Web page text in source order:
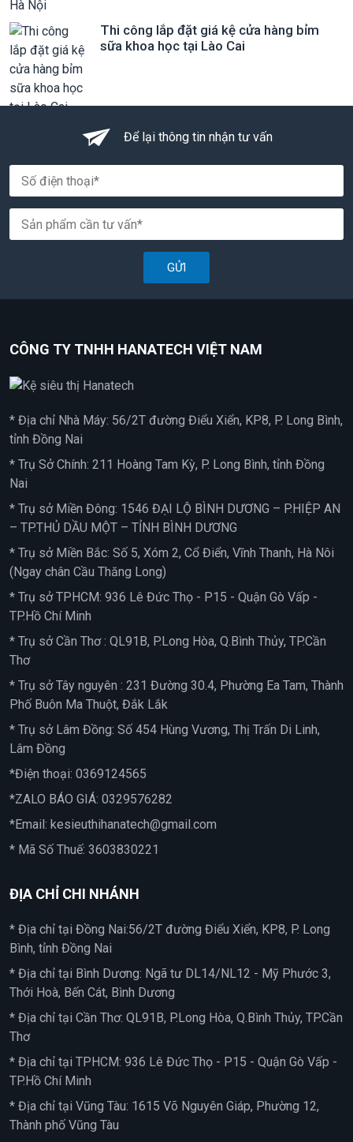
Thi công lắp đặt giá kệ cửa hàng bỉm
sữa khoa học tại Lào Cai
Để lại thông tin nhận tư vấn
GỬI
CÔNG TY TNHH HANATECH VIỆT NAM
* Địa chỉ Nhà Máy: 56/2T đường Điểu Xiển, KP8, P. Long Bình,
tỉnh Đồng Nai
* Trụ Sở Chính: 211 Hoàng Tam Kỳ, P. Long Bình, tỉnh Đồng
Nai
* Trụ sở Miền Đông: 1546 ĐẠI LỘ BÌNH DƯƠNG – P.HIỆP AN
– TP.THỦ DẦU MỘT – TỈNH BÌNH DƯƠNG
* Trụ sở Miền Bắc: Số 5, Xóm 2, Cổ Điển, Vĩnh Thanh, Hà Nôi
(Ngay chân Cầu Thăng Long)
* Trụ sở TPHCM: 936 Lê Đức Thọ - P15 - Quận Gò Vấp -
TP.Hồ Chí Minh
* Trụ sở Cần Thơ : QL91B, P.Long Hòa, Q.Bình Thủy, TP.Cần
Thơ
* Trụ sở Tây nguyên : 231 Đường 30.4, Phường Ea Tam, Thành
Phố Buôn Ma Thuột, Đắk Lắk
* Trụ sở Lâm Đồng: Số 454 Hùng Vương, Thị Trấn Di Linh,
Lâm Đồng
*Điện thoại: 0369124565
*ZALO BÁO GIÁ: 0329576282
*Email: kesieuthihanatech@gmail.com
* Mã Số Thuế: 3603830221
ĐỊA CHỈ CHI NHÁNH
* Địa chỉ tại Đồng Nai:56/2T đường Điểu Xiển, KP8, P. Long
Bình, tỉnh Đồng Nai
* Địa chỉ tại Bình Dương: Ngã tư DL14/NL12 - Mỹ Phước 3,
Thới Hoà, Bến Cát, Bình Dương
* Địa chỉ tại Cần Thơ: QL91B, P.Long Hòa, Q.Bình Thủy, TP.Cần
Thơ
* Địa chỉ tại TPHCM: 936 Lê Đức Thọ - P15 - Quận Gò Vấp -
TP.Hồ Chí Minh
* Địa chỉ tại Vũng Tàu: 1615 Võ Nguyên Giáp, Phường 12,
Thành phố Vũng Tàu